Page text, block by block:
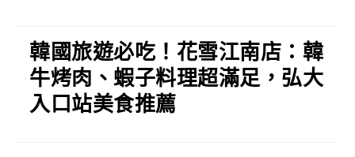
韓國旅遊必吃！花雪江南店：韓
牛烤肉、蝦子料理超滿足，弘大
入口站美食推薦